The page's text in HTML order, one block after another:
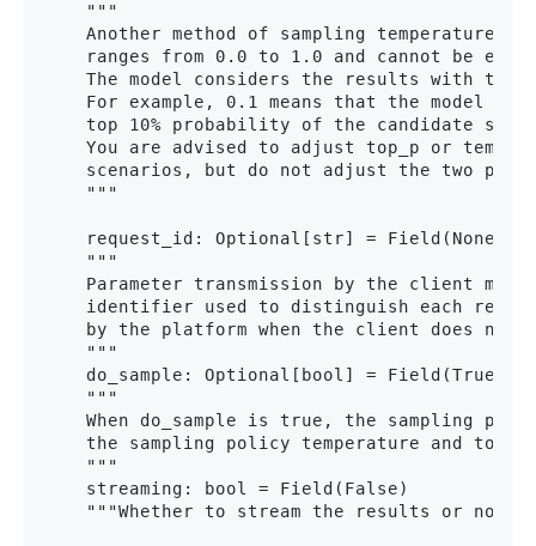
    """
Another method of sampling temperature
ranges from 0.0 to 1.0 and cannot be
The model considers the results with
For example, 0.1 means that the model
    top 10% probability of the candidate set.
You are advised to adjust top_p or
scenarios, but do not adjust the two
    """
    request_id: Optional[str] = Field(None)
    """
Parameter transmission by the client
identifier used to distinguish each
by the platform when the client does not
    """
    do_sample: Optional[bool] = Field(True)
    """
When do_sample is true, the sampling
the sampling policy temperature and top_p
    """
    streaming: bool = Field(False)
"""Whether to stream the results or